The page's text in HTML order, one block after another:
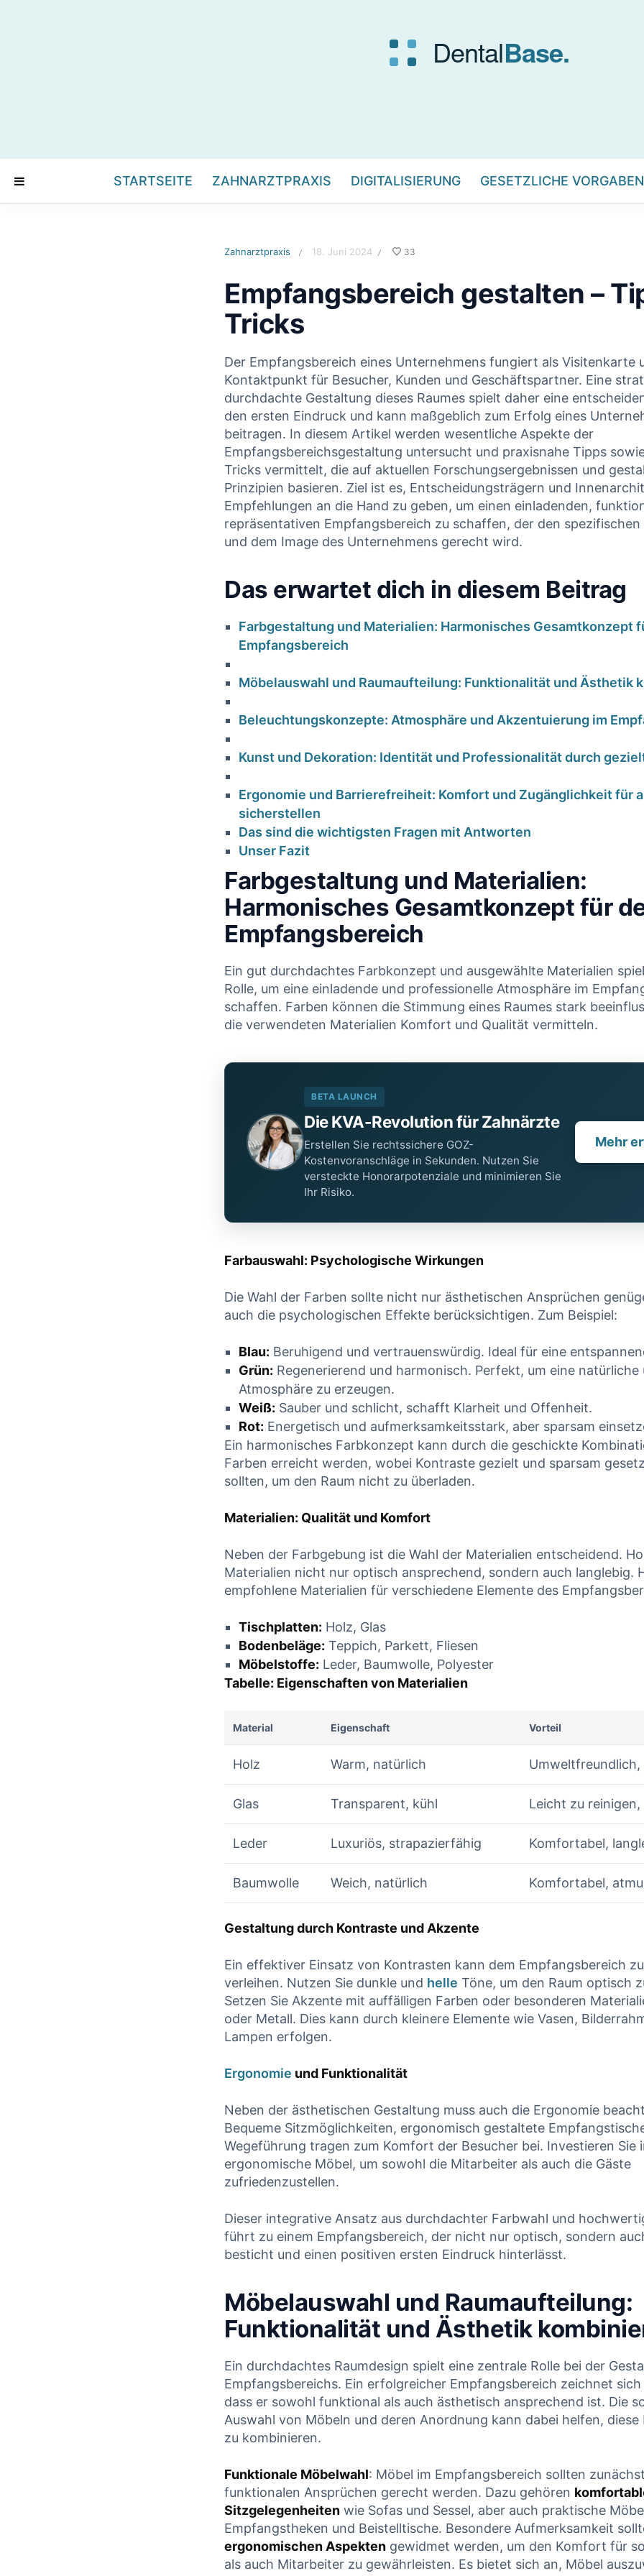
HKP korrekt
erstellt – warum
die PKV trotzdem
kürzt |
Zahnärzte
18. Januar 2026
CONTINUE READING
HKP-
Plausibilitätscheck:
gekürzt?
17. Januar 2026
STARTSEITE ZAHNARZTPRAXIS DIGITALISIERUNG GESETZLICHE VORGABEN
Zahnarztpraxis / 18. Juni 2024 / 33
Empfangsbereich gestalten –
Tricks
Der‍ Empfangsbereich ⁢eines Unternehmens‍ fungiert als Visitenkarte
Kontaktpunkt für Besucher, Kunden und Geschäftspartner. Eine
durchdachte ‍Gestaltung dieses Raumes spielt daher eine
den ersten⁤ Eindruck ⁤und kann maßgeblich ⁣zum Erfolg eines
beitragen. In diesem Artikel werden wesentliche Aspekte der‍
Empfangsbereichsgestaltung untersucht und praxisnahe Tipps
Tricks vermittelt, die auf aktuellen ‍Forschungsergebnissen ‍und
Prinzipien basieren. Ziel​ ist⁤ es, Entscheidungsträgern ‌und
Empfehlungen ‍an ​die Hand zu geben, ⁢um einen einladenden,‌
repräsentativen Empfangsbereich zu schaffen, der den
und dem Image⁤ des ‌Unternehmens ⁢gerecht wird.
Das ​erwartet dich in diesem Beitrag
Farbgestaltung und ⁤Materialien: Harmonisches Gesamtkonzept
Empfangsbereich
Möbelauswahl ​und Raumaufteilung: Funktionalität und ⁤Ästhetik​
Beleuchtungskonzepte: Atmosphäre ‌und Akzentuierung im
Kunst und Dekoration:‍ Identität und Professionalität‌ durch‍
Ergonomie und ⁤Barrierefreiheit:⁤ Komfort und Zugänglichkeit ⁢für
‌sicherstellen
Das⁣ sind die wichtigsten Fragen mit⁢ Antworten
Unser Fazit
Farbgestaltung und Materialien:
Harmonisches Gesamtkonzept für
Empfangsbereich
Ein gut​ durchdachtes ⁣Farbkonzept ​und ausgewählte Materialien
Rolle,‍ um⁣ eine einladende und ‌professionelle Atmosphäre im
schaffen. Farben können die Stimmung ​eines Raumes‍ stark
⁣die verwendeten Materialien ⁣Komfort ⁣und‍ Qualität vermitteln.
BETA LAUNCH
Die KVA-Revolution für Zahnärzte
Erstellen Sie rechtssichere GOZ-
Kostenvoranschläge in Sekunden. Nutzen Sie
versteckte Honorarpotenziale und minimieren Sie
Ihr Risiko.
Mehr
Farbauswahl:⁤ Psychologische Wirkungen
Die Wahl der ​Farben sollte nicht nur⁤ ästhetischen Ansprüchen‌
auch die psychologischen Effekte berücksichtigen. Zum⁣ Beispiel:
Blau: Beruhigend und vertrauenswürdig. Ideal für eine
Grün: Regenerierend und harmonisch. Perfekt, um eine
Atmosphäre zu‍ erzeugen.
Weiß: Sauber und schlicht, schafft Klarheit und ​Offenheit.
Rot: Energetisch und aufmerksamkeitsstark, aber sparsam
Ein harmonisches ​Farbkonzept kann‍ durch die⁤ geschickte
Farben erreicht‌ werden,​ wobei Kontraste gezielt ‌und sparsam
sollten, um den ⁢Raum nicht zu überladen.
Materialien: Qualität und Komfort
Neben der Farbgebung ist die Wahl ⁣der Materialien ‍entscheidend.
Materialien⁢ nicht ⁢nur⁢ optisch ⁢ansprechend, sondern auch langlebig.
empfohlene Materialien für verschiedene⁤ Elemente des
Tischplatten: Holz, Glas
Bodenbeläge: Teppich,⁣ Parkett, Fliesen
Möbelstoffe: Leder, Baumwolle, Polyester
Tabelle: Eigenschaften von Materialien
Material Eigenschaft Vorteil
Holz Warm, natürlich Umweltfreundlich,
Glas Transparent, kühl Leicht zu
Leder Luxuriös, strapazierfähig Komfortabel,
Baumwolle Weich,⁤ natürlich Komfortabel,
Gestaltung durch ⁢Kontraste ‍und Akzente
Ein effektiver Einsatz von Kontrasten kann⁤ dem‌ Empfangsbereich
verleihen. ⁢Nutzen ⁢Sie dunkle und helle Töne, um den ⁢Raum optisch
Setzen Sie Akzente mit auffälligen Farben oder besonderen
oder Metall. ⁣Dies ⁣kann ​durch kleinere ⁤Elemente wie Vasen,
Lampen erfolgen.
Ergonomie und Funktionalität
Neben der ⁣ästhetischen Gestaltung⁤ muss auch die Ergonomie
Bequeme Sitzmöglichkeiten, ergonomisch gestaltete
Wegeführung tragen zum Komfort der Besucher bei.⁢ Investieren⁣ Sie
ergonomische ⁢Möbel, um sowohl die Mitarbeiter als auch die ​Gäste
zufriedenzustellen.
Dieser ⁤integrative Ansatz aus durchdachter‌ Farbwahl und
führt zu ‍einem Empfangsbereich, ⁢der nicht ⁢nur optisch, sondern
besticht und einen positiven ersten Eindruck hinterlässt.
Möbelauswahl und Raumaufteilung:
Funktionalität und ​Ästhetik
Ein ‌durchdachtes Raumdesign spielt ​eine​ zentrale Rolle bei der
Empfangsbereichs.⁤ Ein ⁣erfolgreicher Empfangsbereich zeichnet sich
dass er ⁤sowohl⁣ funktional als auch ästhetisch ansprechend ist. Die
Auswahl von Möbeln und deren Anordnung kann dabei helfen, diese
zu kombinieren.
Funktionale Möbelwahl: ⁤Möbel im Empfangsbereich⁢ sollten
funktionalen Ansprüchen gerecht​ werden. Dazu gehören
Sitzgelegenheiten wie‍ Sofas und Sessel, ⁢aber auch​ praktische
Empfangstheken und Beistelltische. Besondere Aufmerksamkeit
ergonomischen Aspekten gewidmet werden, um den‌ Komfort für
als auch Mitarbeiter⁢ zu⁣ gewährleisten.​ Es bietet sich ‍an, ‌Möbel